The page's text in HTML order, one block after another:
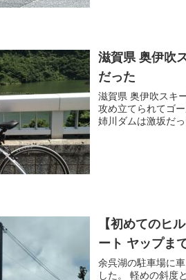
滋賀県 奥伊吹
だった
滋賀県 奥伊吹スキ
攻め立てられてゴ
姉川ダムは激坂だっ
【初めてのヒ
ート ヤップま
余呉湖の駐車場に
した。 軽めの斜度